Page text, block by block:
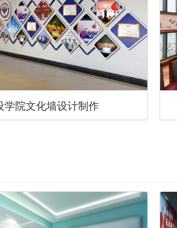
学院文化墙设计制作